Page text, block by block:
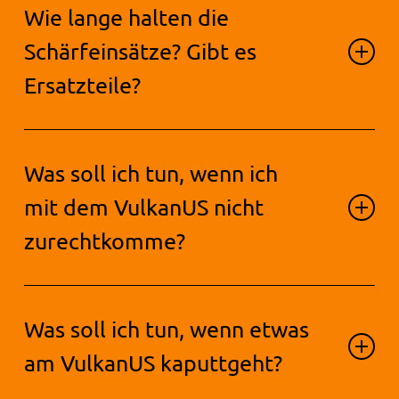
Spänen. In seltenen Fällen, z.B. bei
Verunreinigung durch
Nahrungsmittelreste kann eine
anhaftenden Metallspänen.
Wie lange halten die
Schärfeinsätze? Gibt es
Ersatzteile?
halten die Schärfeinsätze einige
Jahre. Sie können durch ein
Ersatzteileset einfach
Was soll ich tun, wenn ich
mit dem VulkanUS nicht
zurechtkomme?
Anwendungsvideos an. Diese
erklären den reibungslosen
Was soll ich tun, wenn etwas
am VulkanUS kaputtgeht?